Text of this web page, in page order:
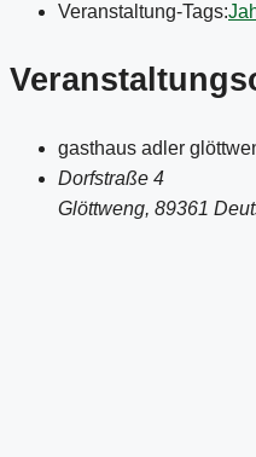
Veranstaltung-Tags:
gasthaus adler
Dorfstraße 4
Glöttweng, 89361